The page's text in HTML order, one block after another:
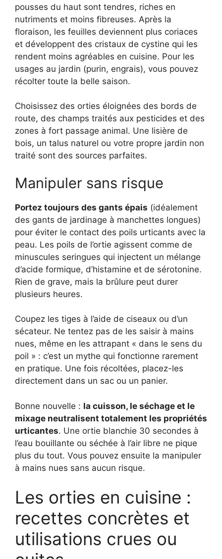
pousses du haut sont tendres, riches en
nutriments et moins fibreuses. Après la
floraison, les feuilles deviennent plus coriaces
et développent des cristaux de cystine qui les
rendent moins agréables en cuisine. Pour les
usages au jardin (purin, engrais), vous pouvez
récolter toute la belle saison.
Choisissez des orties éloignées des bords de
route, des champs traités aux pesticides et des
zones à fort passage animal. Une lisière de
bois, un talus naturel ou votre propre jardin non
traité sont des sources parfaites.
Manipuler sans risque
Portez toujours des gants épais (idéalement
des gants de jardinage à manchettes longues)
pour éviter le contact des poils urticants avec la
peau. Les poils de l’ortie agissent comme de
minuscules seringues qui injectent un mélange
d’acide formique, d’histamine et de sérotonine.
Rien de grave, mais la brûlure peut durer
plusieurs heures.
Coupez les tiges à l’aide de ciseaux ou d’un
sécateur. Ne tentez pas de les saisir à mains
nues, même en les attrapant « dans le sens du
poil » : c’est un mythe qui fonctionne rarement
en pratique. Une fois récoltées, placez-les
directement dans un sac ou un panier.
Bonne nouvelle : la cuisson, le séchage et le
mixage neutralisent totalement les propriétés
urticantes. Une ortie blanchie 30 secondes à
l’eau bouillante ou séchée à l’air libre ne pique
plus du tout. Vous pouvez ensuite la manipuler
à mains nues sans aucun risque.
Les orties en cuisine :
recettes concrètes et
utilisations crues ou